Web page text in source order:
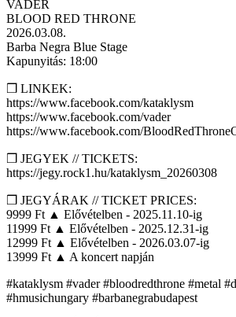
VADER
BLOOD RED THRONE
2026.03.08.
Barba Negra Blue Stage
Kapunyitás: 18:00
❒ LINKEK:
https://www.facebook.com/kataklysm
https://www.facebook.com/vader
https://www.facebook.com/
❒ JEGYEK // TICKETS:
https://jegy.rock1.hu/kataklysm_20260308
❒ JEGYÁRAK // TICKET PRICES:
9999 Ft ▲ Elővételben - 2025.11.10-ig
11999 Ft ▲ Elővételben - 2025.12.31-ig
12999 Ft ▲ Elővételben - 2026.03.07-ig
13999 Ft ▲ A koncert napján
#kataklysm #vader #bloodredthrone #metal
#hmusichungary #barbanegrabudapest